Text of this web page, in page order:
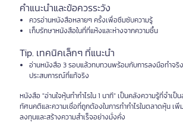
คำแนะนำและข้อควรระวัง
ควรอ่านหนังสือหลายๆ ครั้งเพื่อซึมซับความรู้
เก็บรักษาหนังสือในที่ที่แห้งและห่างจากความชื้น
Tip. เทคนิคเล็กๆ ที่แนะนำ
อ่านหนังสือ 3 รอบแล้วทบทวนพร้อมกับการลงมือทำจริ
ประสบการณ์ที่แท้จริง
หนังสือ "อ่านใจหุ้นทำกำไรใน 1 นาที" เป็นคลังความรู้ที่จำเ
ทัศนคติและความเชื่อที่ถูกต้องในการทำกำไรในตลาดหุ้น เพิ่
ลงทุนและสร้างความสำเร็จอย่างมั่งคั่ง